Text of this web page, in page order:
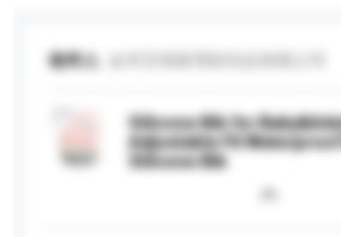
收件人
Silicone Bib for
Adjustable Fit
Silicone Bib